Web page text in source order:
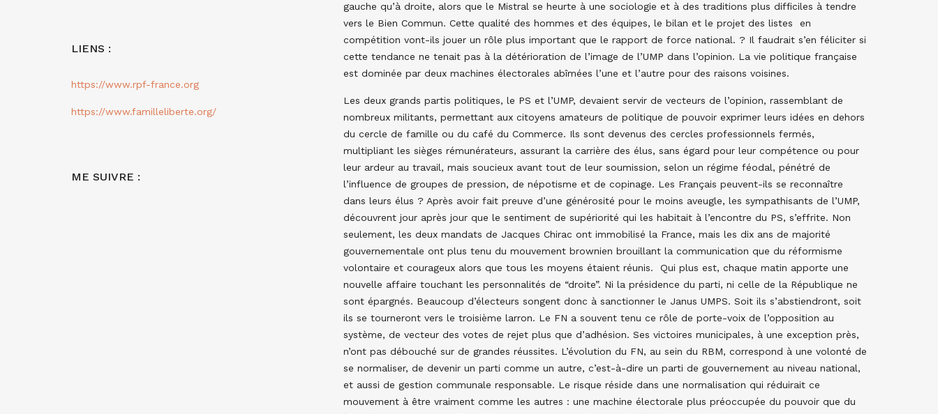
gauche qu’à droite, alors que le Mistral se heurte à une sociologie et à des traditions plus difficiles à tendre
vers le Bien Commun. Cette qualité des hommes et des équipes, le bilan et le projet des listes en
compétition vont-ils jouer un rôle plus important que le rapport de force national. ? Il faudrait s’en féliciter si
cette tendance ne tenait pas à la détérioration de l’image de l’UMP dans l’opinion. La vie politique française
est dominée par deux machines électorales abîmées l’une et l’autre pour des raisons voisines.
Les deux grands partis politiques, le PS et l’UMP, devaient servir de vecteurs de l’opinion, rassemblant de
nombreux militants, permettant aux citoyens amateurs de politique de pouvoir exprimer leurs idées en dehors
du cercle de famille ou du café du Commerce. Ils sont devenus des cercles professionnels fermés,
multipliant les sièges rémunérateurs, assurant la carrière des élus, sans égard pour leur compétence ou pour
leur ardeur au travail, mais soucieux avant tout de leur soumission, selon un régime féodal, pénétré de
l’influence de groupes de pression, de népotisme et de copinage. Les Français peuvent-ils se reconnaître
dans leurs élus ? Après avoir fait preuve d’une générosité pour le moins aveugle, les sympathisants de l’UMP,
découvrent jour après jour que le sentiment de supériorité qui les habitait à l’encontre du PS, s’effrite. Non
seulement, les deux mandats de Jacques Chirac ont immobilisé la France, mais les dix ans de majorité
gouvernementale ont plus tenu du mouvement brownien brouillant la communication que du réformisme
volontaire et courageux alors que tous les moyens étaient réunis. Qui plus est, chaque matin apporte une
nouvelle affaire touchant les personnalités de “droite”. Ni la présidence du parti, ni celle de la République ne
sont épargnés. Beaucoup d’électeurs songent donc à sanctionner le Janus UMPS. Soit ils s’abstiendront, soit
ils se tourneront vers le troisième larron. Le FN a souvent tenu ce rôle de porte-voix de l’opposition au
système, de vecteur des votes de rejet plus que d’adhésion. Ses victoires municipales, à une exception près,
n’ont pas débouché sur de grandes réussites. L’évolution du FN, au sein du RBM, correspond à une volonté de
se normaliser, de devenir un parti comme un autre, c’est-à-dire un parti de gouvernement au niveau national,
et aussi de gestion communale responsable. Le risque réside dans une normalisation qui réduirait ce
mouvement à être vraiment comme les autres : une machine électorale plus préoccupée du pouvoir que du
LIENS :
https://www.rpf-france.org
https://www.familleliberte.org/
ME SUIVRE :